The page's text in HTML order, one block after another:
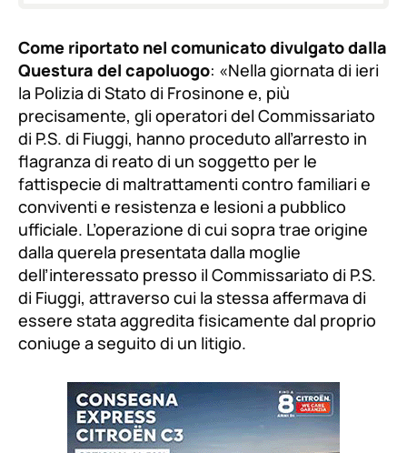
Come riportato nel comunicato divulgato dalla
Questura del capoluogo: «Nella giornata di ieri
la Polizia di Stato di Frosinone e, più
precisamente, gli operatori del Commissariato
di P.S. di Fiuggi, hanno proceduto all’arresto in
flagranza di reato di un soggetto per le
fattispecie di maltrattamenti contro familiari e
conviventi e resistenza e lesioni a pubblico
ufficiale. L’operazione di cui sopra trae origine
dalla querela presentata dalla moglie
dell’interessato presso il Commissariato di P.S.
di Fiuggi, attraverso cui la stessa affermava di
essere stata aggredita fisicamente dal proprio
coniuge a seguito di un litigio.